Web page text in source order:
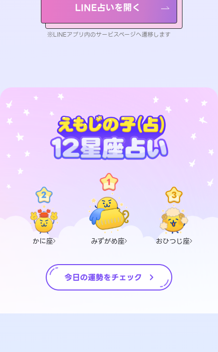
LINE占いを開く
※LINEアプリ内のサービスページへ遷移します
かに座 みずがめ座 おひつじ座